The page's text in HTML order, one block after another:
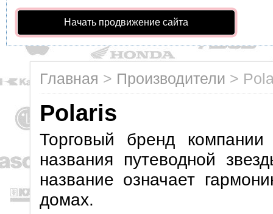
Начать продвижение сайта
Главная > Производители >
Polaris
Торговый бренд
названия путеводной
название означает
домах.